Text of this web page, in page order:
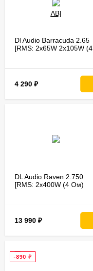
Dl Audio Barracuda 2.65
[RMS: 2x65W 2x105W (4
4 290 ₽
DL Audio Raven 2.750
[RMS: 2x400W (4 Ом)
13 990 ₽
-890 ₽